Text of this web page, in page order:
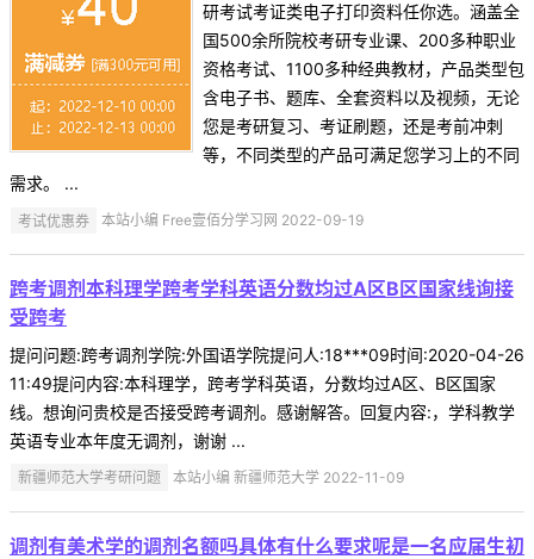
研考试考证类电子打印资料任你选。涵盖全
国500余所院校考研专业课、200多种职业
资格考试、1100多种经典教材，产品类型包
含电子书、题库、全套资料以及视频，无论
您是考研复习、考证刷题，还是考前冲刺
等，不同类型的产品可满足您学习上的不同
需求。 ...
考试优惠券 本站小编 Free壹佰分学习网 2022-09-19
跨考调剂本科理学跨考学科英语分数均过A区B区国家线询接
受跨考
提问问题:跨考调剂学院:外国语学院提问人:18***09时间:2020-04-26
11:49提问内容:本科理学，跨考学科英语，分数均过A区、B区国家
线。想询问贵校是否接受跨考调剂。感谢解答。回复内容:，学科教学
英语专业本年度无调剂，谢谢 ...
新疆师范大学考研问题 本站小编 新疆师范大学 2022-11-09
调剂有美术学的调剂名额吗具体有什么要求呢是一名应届生初